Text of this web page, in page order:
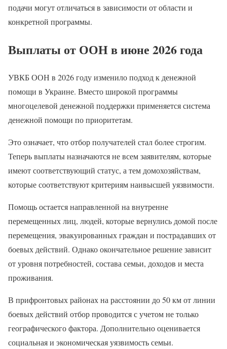
подачи могут отличаться в зависимости от области и
конкретной программы.
Выплаты от ООН в июне 2026 года
УВКБ ООН в 2026 году изменило подход к денежной
помощи в Украине. Вместо широкой программы
многоцелевой денежной поддержки применяется система
денежной помощи по приоритетам.
Это означает, что отбор получателей стал более строгим.
Теперь выплаты назначаются не всем заявителям, которые
имеют соответствующий статус, а тем домохозяйствам,
которые соответствуют критериям наивысшей уязвимости.
Помощь остается направленной на внутренне
перемещенных лиц, людей, которые вернулись домой после
перемещения, эвакуированных граждан и пострадавших от
боевых действий. Однако окончательное решение зависит
от уровня потребностей, состава семьи, доходов и места
проживания.
В прифронтовых районах на расстоянии до 50 км от линии
боевых действий отбор проводится с учетом не только
географического фактора. Дополнительно оценивается
социальная и экономическая уязвимость семьи.